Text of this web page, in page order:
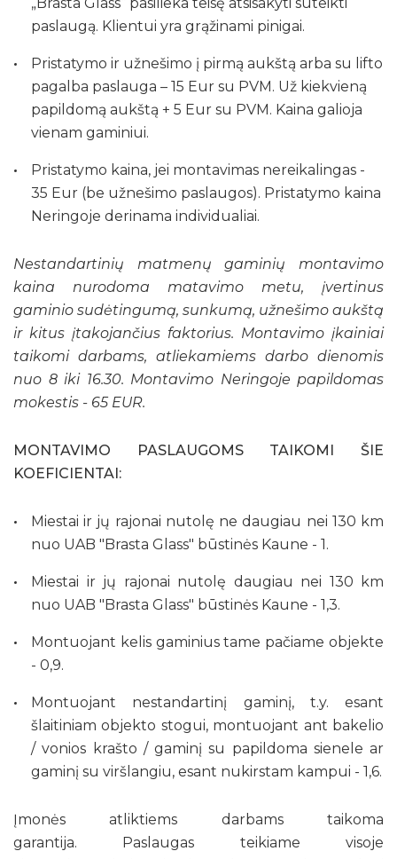
paslaugą. Klientui yra grąžinami pinigai.
Pristatymo ir užnešimo į pirmą aukštą arba su lifto
pagalba paslauga – 15 Eur su PVM. Už kiekvieną
papildomą aukštą + 5 Eur su PVM. Kaina galioja
vienam gaminiui.
Pristatymo kaina, jei montavimas nereikalingas -
35 Eur (be užnešimo paslaugos). Pristatymo kaina
Neringoje derinama individualiai.
Nestandartinių matmenų gaminių montavimo
kaina nurodoma matavimo metu, įvertinus
gaminio sudėtingumą, sunkumą, užnešimo aukštą
ir kitus įtakojančius faktorius. Montavimo įkainiai
taikomi darbams, atliekamiems darbo dienomis
nuo 8 iki 16.30. Montavimo Neringoje papildomas
mokestis - 65 EUR.
MONTAVIMO PASLAUGOMS TAIKOMI ŠIE
KOEFICIENTAI:
Miestai ir jų rajonai nutolę ne daugiau nei 130 km
nuo UAB "Brasta Glass" būstinės Kaune - 1.
Miestai ir jų rajonai nutolę daugiau nei 130 km
nuo UAB "Brasta Glass" būstinės Kaune - 1,3.
Montuojant kelis gaminius tame pačiame objekte
- 0,9.
Montuojant nestandartinį gaminį, t.y. esant
šlaitiniam objekto stogui, montuojant ant bakelio
/ vonios krašto / gaminį su papildoma sienele ar
gaminį su viršlangiu, esant nukirstam kampui - 1,6.
Įmonės atliktiems darbams taikoma
garantija. Paslaugas teikiame visoje